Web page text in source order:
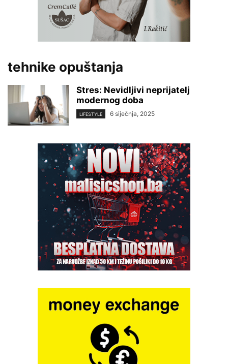
tehnike opuštanja
Stres: Nevidljivi neprijatelj
modernog doba
LIFESTYLE 6 siječnja, 2025